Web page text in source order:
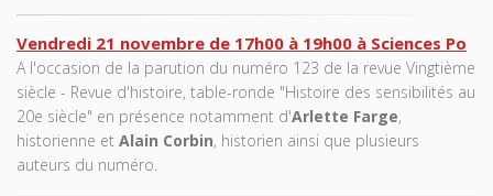
Vendredi 21 novembre de 17h00 à 19h00 à Sciences Po
A l'occasion de la parution du numéro 123 de la revue Vingtième
siècle - Revue d'histoire, table-ronde "Histoire des sensibilités au
20e siècle" en présence notamment d'Arlette Farge,
historienne et Alain Corbin, historien ainsi que plusieurs
auteurs du numéro.